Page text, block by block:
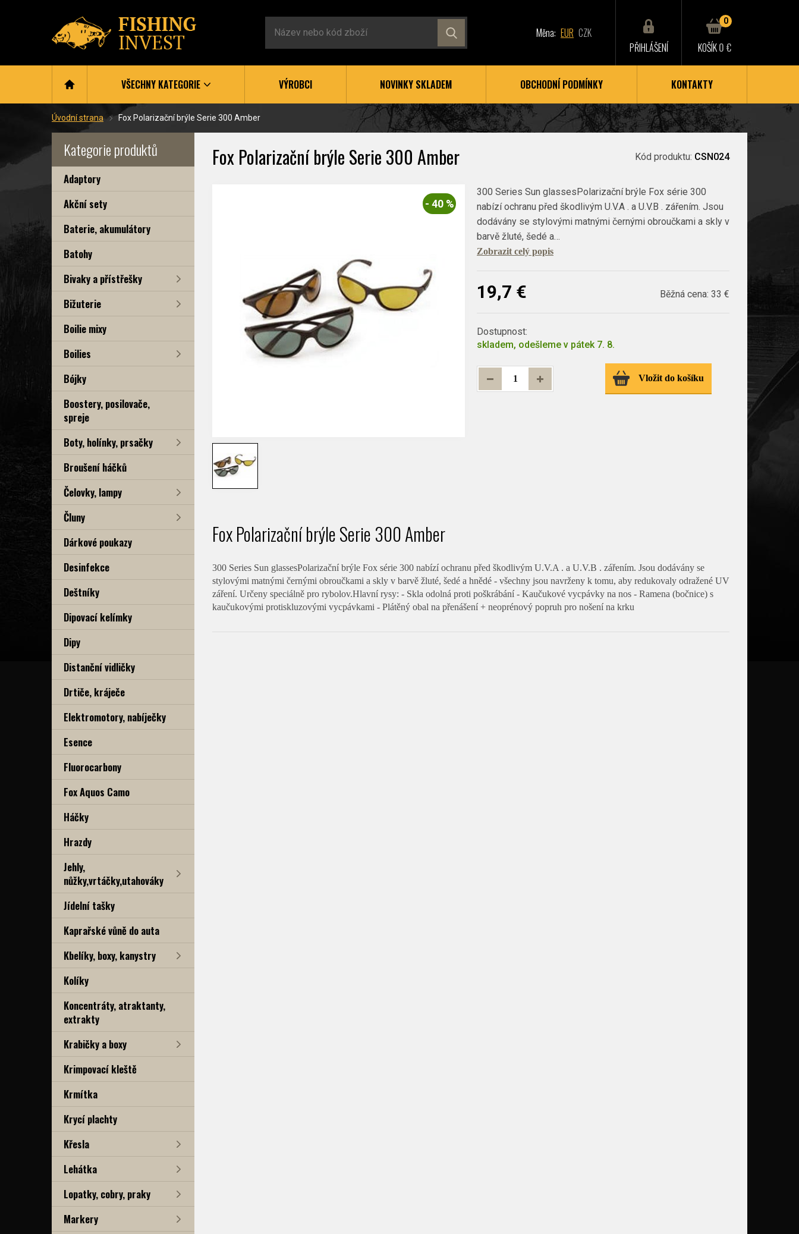
Měna: EUR CZK
PŘIHLÁŠENÍ
0
KOŠÍK0 €
VŠECHNY KATEGORIE VÝROBCI NOVINKY SKLADEM OBCHODNÍ PODMÍNKY KONTAKTY
Úvodní strana Fox Polarizační brýle Serie 300 Amber
Kategorie produktů
Adaptory
Akční sety
Baterie, akumulátory
Batohy
Bivaky a přístřešky
Bižuterie
Boilie mixy
Boilies
Bójky
Boostery, posilovače,
spreje
Boty, holínky, prsačky
Broušení háčků
Čelovky, lampy
Čluny
Dárkové poukazy
Desinfekce
Deštníky
Dipovací kelímky
Dipy
Distanční vidličky
Drtiče, kráječe
Elektromotory, nabíječky
Esence
Fluorocarbony
Fox Aquos Camo
Háčky
Hrazdy
Jehly,
nůžky,vrtáčky,utahováky
Jídelní tašky
Kaprařské vůně do auta
Kbelíky, boxy, kanystry
Kolíky
Koncentráty, atraktanty,
extrakty
Krabičky a boxy
Krimpovací kleště
Krmítka
Krycí plachty
Křesla
Lehátka
Lopatky, cobry, praky
Markery
Fox Polarizační brýle Serie 300 Amber Kód produktu: CSN024
- 40 %
300 Series Sun glassesPolarizační brýle Fox série 300
nabízí ochranu před škodlivým U.V.A . a U.V.B . zářením. Jsou
dodávány se stylovými matnými černými obroučkami a skly v
barvě žluté, šedé a…
Zobrazit celý popis
19,7 € Běžná cena: 33 €
Dostupnost:
skladem, odešleme v pátek 7. 8.
Vložit do košíku
Fox Polarizační brýle Serie 300 Amber
300 Series Sun glassesPolarizační brýle Fox série 300 nabízí ochranu před škodlivým U.V.A . a U.V.B . zářením. Jsou dodávány se
stylovými matnými černými obroučkami a skly v barvě žluté, šedé a hnědé - všechny jsou navrženy k tomu, aby redukovaly odražené UV
záření. Určeny speciálně pro rybolov.Hlavní rysy: - Skla odolná proti poškrábání - Kaučukové vycpávky na nos - Ramena (bočnice) s
kaučukovými protiskluzovými vycpávkami - Plátěný obal na přenášení + neoprénový popruh pro nošení na krku